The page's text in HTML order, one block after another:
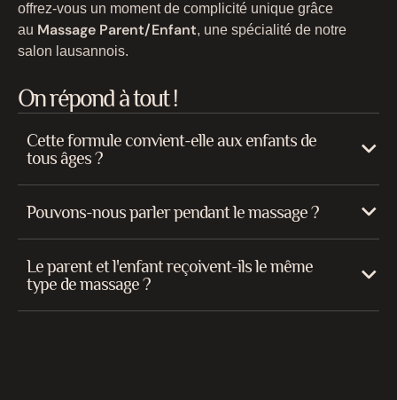
offrez-vous un moment de complicité unique grâce
au Massage Parent/Enfant, une spécialité de notre
salon lausannois.
On répond à tout !
Cette formule convient-elle aux enfants de
tous âges ?
Pouvons-nous parler pendant le massage ?
Le parent et l'enfant reçoivent-ils le même
type de massage ?